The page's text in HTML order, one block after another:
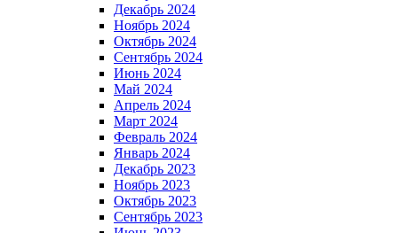
Декабрь 2024
Ноябрь 2024
Октябрь 2024
Сентябрь 2024
Июнь 2024
Май 2024
Апрель 2024
Март 2024
Февраль 2024
Январь 2024
Декабрь 2023
Ноябрь 2023
Октябрь 2023
Сентябрь 2023